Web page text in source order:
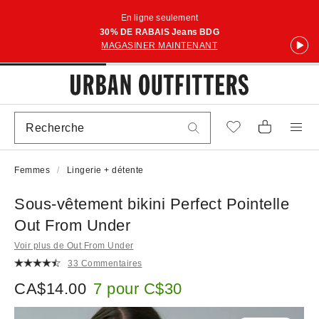
En ligne seulement
30% DE RABAIS Jeans BDG
MAGASINER MAINTENANT
Femmes Lingerie + détente
Sous-vêtement bikini Perfect Pointelle
Out From Under
Voir plus de Out From Under
33 Commentaires
CA$14.00 7 pour C$30